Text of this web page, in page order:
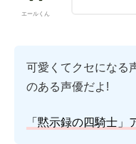
エールくん
可愛くてクセになる
のある声優だよ!
「黙示録の四騎士」